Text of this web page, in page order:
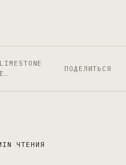
LIMESTONE
ПОДЕЛИТЬСЯ
ЧТЕНИЯ